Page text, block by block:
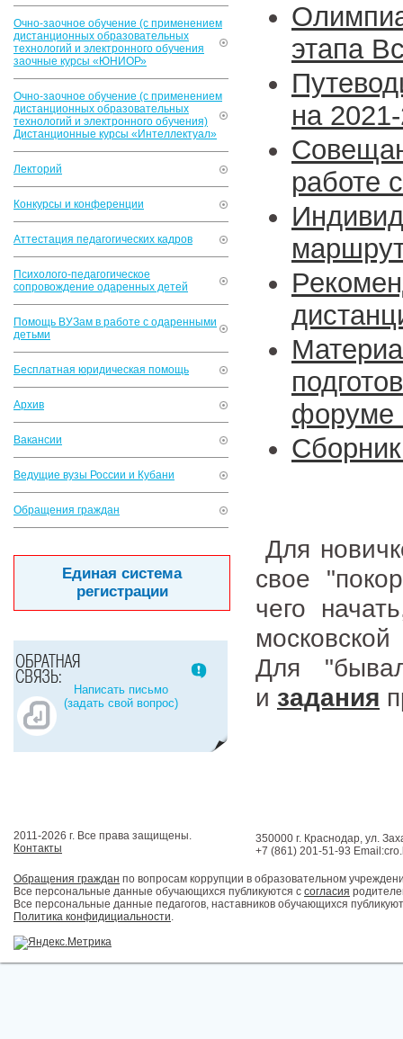
Очно-заочное обучение (с применением
дистанционных образовательных
технологий и электронного обучения
заочные курсы «ЮНИОР»
Очно-заочное обучение (с применением
дистанционных образовательных
технологий и электронного обучения)
Дистанционные курсы «Интеллектуал»
Лекторий
Конкурсы и конференции
Аттестация педагогических кадров
Психолого-педагогическое
сопровождение одаренных детей
Помощь ВУЗам в работе с одаренными
детьми
Бесплатная юридическая помощь
Архив
Вакансии
Ведущие вузы России и Кубани
Обращения граждан
Единая система
регистрации
Написать письмо
(задать свой вопрос)
этапа
на
работе
форуме
Для
свое
чего
Для
и задания
2011-2026 г. Все права защищены.
Контакты
350000 г. Краснодар, ул.
+7 (861) 201-51-93
Обращения граждан по вопросам коррупции в образовательном
Все персональные данные обучающихся публикуются с согласия
Все персональные данные педагогов, наставников обучающихся
Политика конфидициальности.